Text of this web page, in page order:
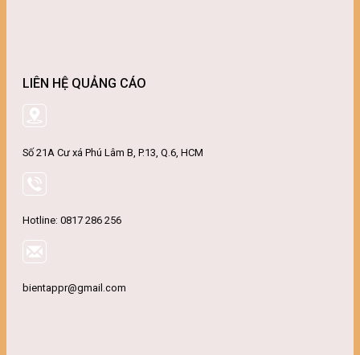
LIÊN HỆ QUẢNG CÁO
Số 21A Cư xá Phú Lâm B, P.13, Q.6, HCM
Hotline: 0817 286 256
bientappr@gmail.com